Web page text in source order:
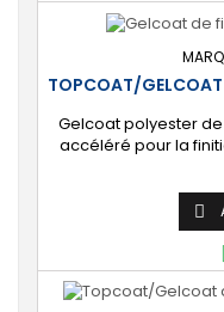
TOPCOAT/GELCOAT
Gelcoat polyester
accéléré pour la
bassins. [Finition] :
brillante qualité
stratification
